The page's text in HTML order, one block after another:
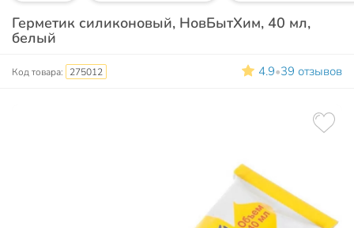
Герметик силиконовый, НовБытХим, 40 мл,
белый
Код товара: 275012 4.9•39 отзывов